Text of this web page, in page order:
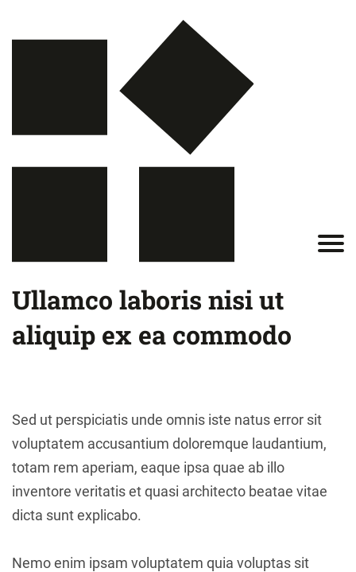
Ullamco laboris nisi ut
aliquip ex ea commodo
Sed ut perspiciatis unde omnis iste natus error sit
voluptatem accusantium doloremque laudantium,
totam rem aperiam, eaque ipsa quae ab illo
inventore veritatis et quasi architecto beatae vitae
dicta sunt explicabo.
Nemo enim ipsam voluptatem quia voluptas sit